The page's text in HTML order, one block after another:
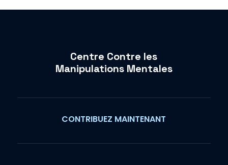
Centre Contre les
Manipulations Mentales
CONTRIBUEZ MAINTENANT